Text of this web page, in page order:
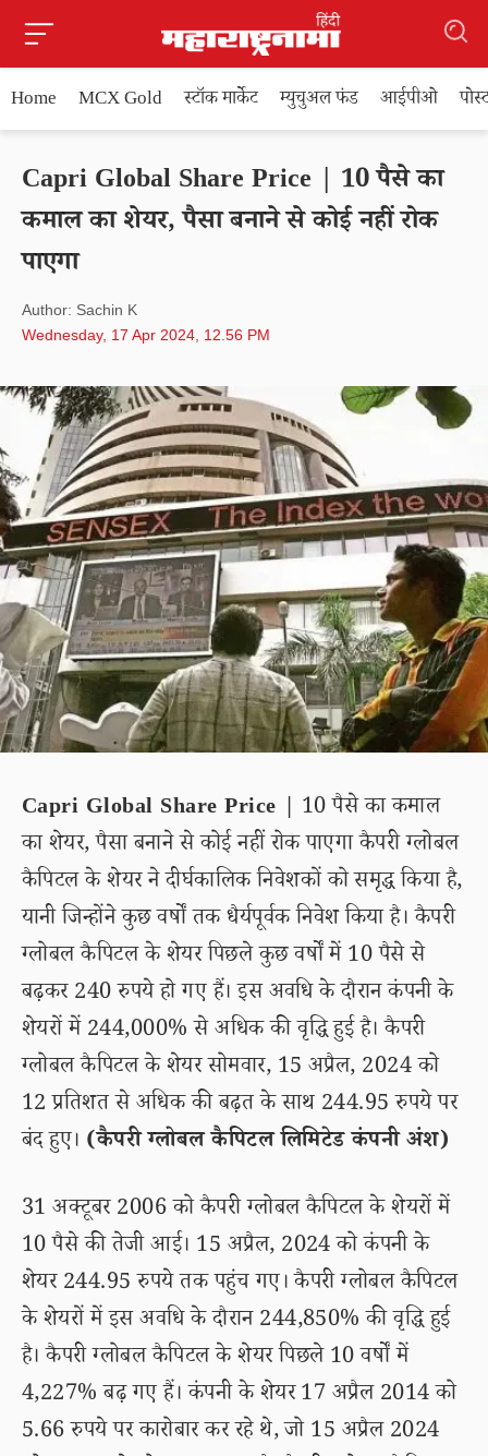
Home MCX Gold स्टॉक मार्केट म्युचुअल फंड आईपीओ
Capri Global Share Price | 10 पैसे का
कमाल का शेयर, पैसा बनाने से कोई नहीं रोक
पाएगा
Author: Sachin K
Wednesday, 17 Apr 2024, 12.56 PM
Capri Global Share Price | 10 पैसे का कमाल
का शेयर, पैसा बनाने से कोई नहीं रोक पाएगा कैपरी ग्लोबल
कैपिटल के शेयर ने दीर्घकालिक निवेशकों को समृद्ध किया है,
यानी जिन्होंने कुछ वर्षों तक धैर्यपूर्वक निवेश किया है। कैपरी
ग्लोबल कैपिटल के शेयर पिछले कुछ वर्षों में 10 पैसे से
बढ़कर 240 रुपये हो गए हैं। इस अवधि के दौरान कंपनी के
शेयरों में 244,000% से अधिक की वृद्धि हुई है। कैपरी
ग्लोबल कैपिटल के शेयर सोमवार, 15 अप्रैल, 2024 को
12 प्रतिशत से अधिक की बढ़त के साथ 244.95 रुपये पर
बंद हुए। (कैपरी ग्लोबल कैपिटल लिमिटेड कंपनी अंश)
31 अक्टूबर 2006 को कैपरी ग्लोबल कैपिटल के शेयरों में
10 पैसे की तेजी आई। 15 अप्रैल, 2024 को कंपनी के
शेयर 244.95 रुपये तक पहुंच गए। कैपरी ग्लोबल कैपिटल
के शेयरों में इस अवधि के दौरान 244,850% की वृद्धि हुई
है। कैपरी ग्लोबल कैपिटल के शेयर पिछले 10 वर्षों में
4,227% बढ़ गए हैं। कंपनी के शेयर 17 अप्रैल 2014 को
5.66 रुपये पर कारोबार कर रहे थे, जो 15 अप्रैल 2024